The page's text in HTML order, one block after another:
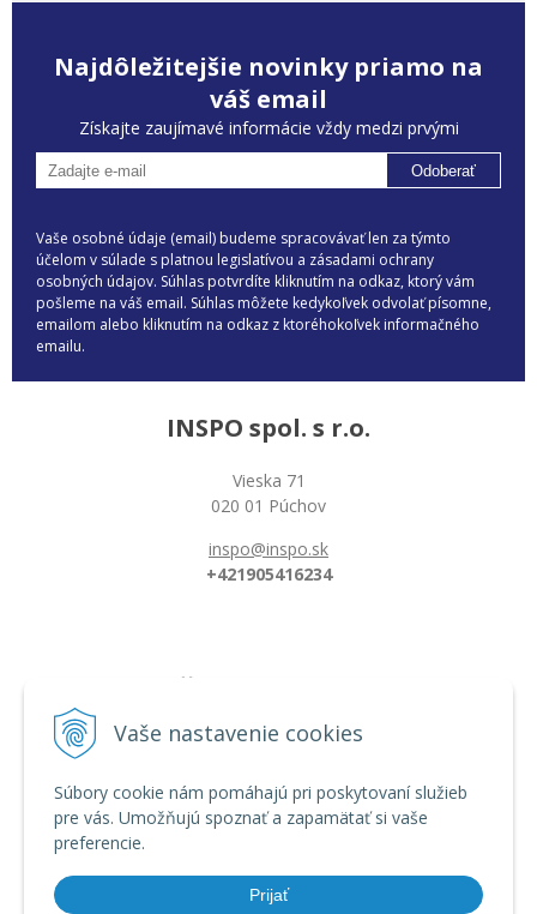
Vaše nastavenie cookies
Súbory cookie nám pomáhajú pri poskytovaní služieb
pre vás. Umožňujú spoznať a zapamätať si vaše
preferencie.
Prijať
Najdôležitejšie novinky priamo na
váš email
Získajte zaujímavé informácie vždy medzi prvými
Odoberať
Vaše osobné údaje (email) budeme spracovávať len za týmto
účelom v súlade s platnou legislatívou a zásadami ochrany
osobných údajov. Súhlas potvrdíte kliknutím na odkaz, ktorý vám
pošleme na váš email. Súhlas môžete kedykoľvek odvolať písomne,
emailom alebo kliknutím na odkaz z ktoréhokoľvek informačného
emailu.
INSPO spol. s r.o.
Vieska 71
020 01 Púchov
inspo@inspo.sk
+421905416234
Všetko o nákupe
Možnosti platby a doprava
Dĺžka florbalovej hokejky